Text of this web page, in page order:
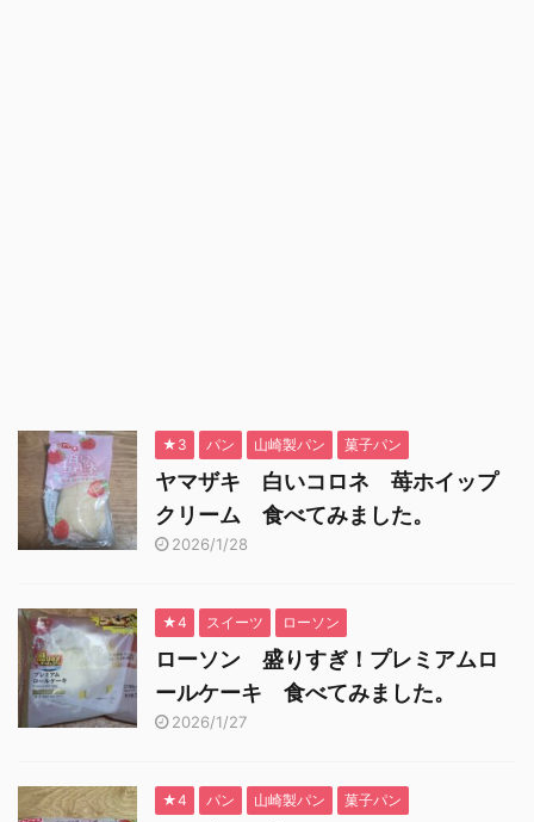
★3 パン 山崎製パン 菓子パン
ヤマザキ 白いコロネ 苺ホイップ
クリーム 食べてみました。
2026/1/28
★4 スイーツ ローソン
ローソン 盛りすぎ！プレミアムロ
ールケーキ 食べてみました。
2026/1/27
★4 パン 山崎製パン 菓子パン